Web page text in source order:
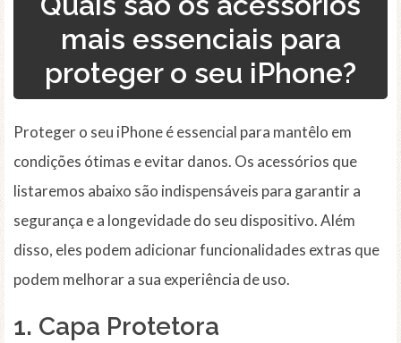
mais essenciais para
proteger o seu iPhone?
Proteger o seu iPhone é essencial para mantêlo em
condições ótimas e evitar danos. Os acessórios que
listaremos abaixo são indispensáveis para garantir a
segurança e a longevidade do seu dispositivo. Além
disso, eles podem adicionar funcionalidades extras que
podem melhorar a sua experiência de uso.
1. Capa Protetora